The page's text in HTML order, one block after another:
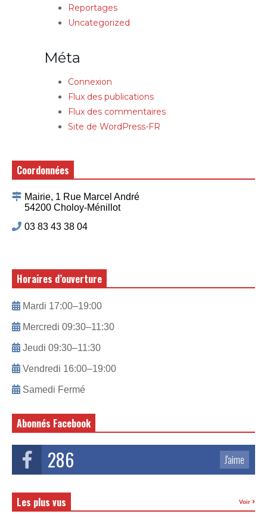
Reportages
Uncategorized
Méta
Connexion
Flux des publications
Flux des commentaires
Site de WordPress-FR
Coordonnées
Mairie, 1 Rue Marcel André
54200 Choloy-Ménillot
03 83 43 38 04
Horaires d’ouverture
Mardi 17:00–19:00
Mercredi 09:30–11:30
Jeudi 09:30–11:30
Vendredi 16:00–19:00
Samedi Fermé
Abonnés Facebook
286 J'aime
Les plus vus Voir